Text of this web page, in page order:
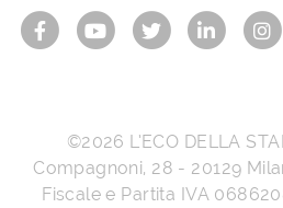
©2026 L’ECO DELLA
Compagnoni, 28 - 20129
Fiscale e Partita IVA